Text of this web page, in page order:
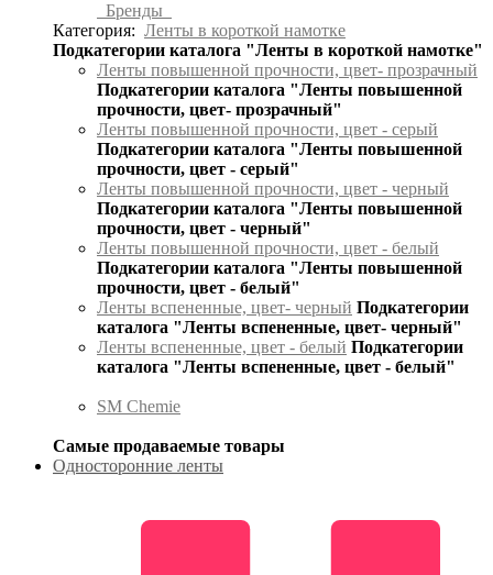
Бренды
Категория: Ленты в короткой намотке
Подкатегории каталога "Ленты в короткой намотке"
Ленты повышенной прочности, цвет- прозрачный
Подкатегории каталога "Ленты повышенной
прочности, цвет- прозрачный"
Ленты повышенной прочности, цвет - серый
Подкатегории каталога "Ленты повышенной
прочности, цвет - серый"
Ленты повышенной прочности, цвет - черный
Подкатегории каталога "Ленты повышенной
прочности, цвет - черный"
Ленты повышенной прочности, цвет - белый
Подкатегории каталога "Ленты повышенной
прочности, цвет - белый"
Ленты вспененные, цвет- черный Подкатегории
каталога "Ленты вспененные, цвет- черный"
Ленты вспененные, цвет - белый Подкатегории
каталога "Ленты вспененные, цвет - белый"
SM Chemie
Самые продаваемые товары
Односторонние ленты